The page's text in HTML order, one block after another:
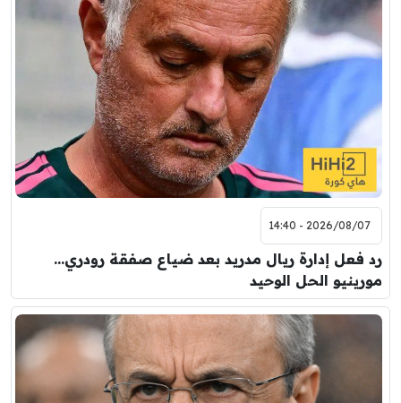
2026/08/07 - 14:40
رد فعل إدارة ريال مدريد بعد ضياع صفقة رودري…
مورينيو الحل الوحيد